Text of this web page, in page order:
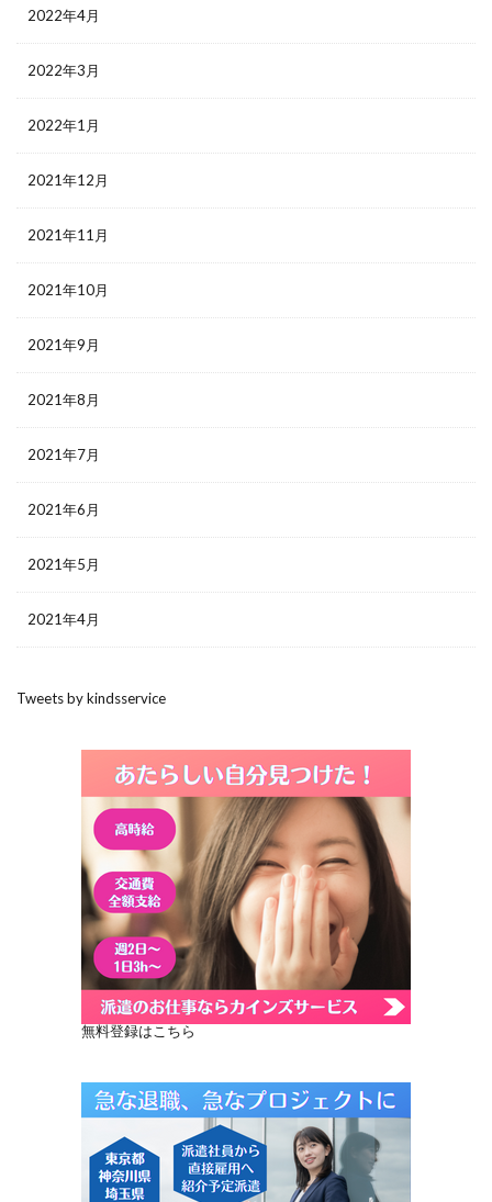
2022年4月
2022年3月
2022年1月
2021年12月
2021年11月
2021年10月
2021年9月
2021年8月
2021年7月
2021年6月
2021年5月
2021年4月
Tweets by kindsservice
無料登録はこちら